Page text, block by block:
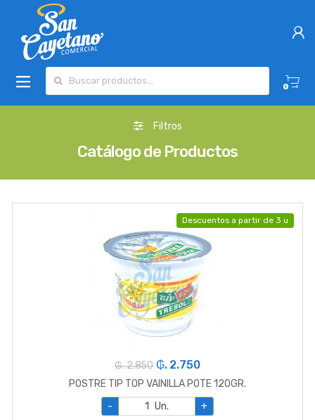
0
Filtros
Catálogo de Productos
Descuentos a partir de 3 u
₲. 2.850 ₲. 2.750
POSTRE TIP TOP VAINILLA POTE 120GR.
-
Un. +